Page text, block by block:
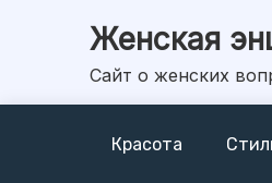
Женская
Сайт о женских
Красота